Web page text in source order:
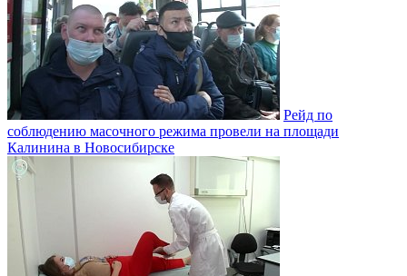
Рейд по
соблюдению масочного режима провели на площади
Калинина в Новосибирске